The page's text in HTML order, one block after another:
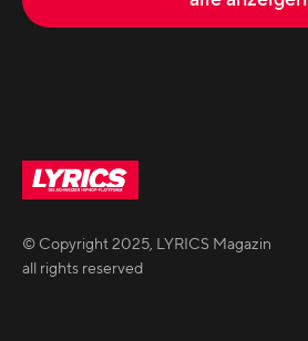
© Copyright2025, LYRICS Magazin
all rights reserved